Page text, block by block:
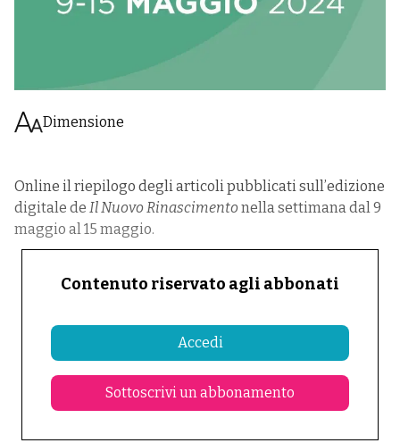
Dimensione
Online il riepilogo degli articoli pubblicati sull’edizione
digitale de Il Nuovo Rinascimentonella settimana dal 9
maggio al 15 maggio.
Contenuto riservato agli abbonati
Accedi
Sottoscrivi un abbonamento